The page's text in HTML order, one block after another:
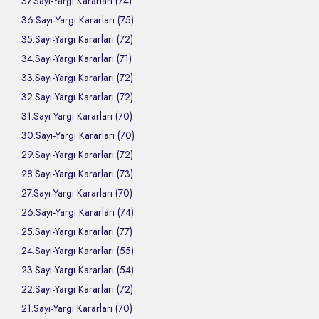
36.Sayı-Yargı Kararları (75)
35.Sayı-Yargı Kararları (72)
34.Sayı-Yargı Kararları (71)
33.Sayı-Yargı Kararları (72)
32.Sayı-Yargı Kararları (72)
31.Sayı-Yargı Kararları (70)
30.Sayı-Yargı Kararları (70)
29.Sayı-Yargı Kararları (72)
28.Sayı-Yargı Kararları (73)
27.Sayı-Yargı Kararları (70)
26.Sayı-Yargı Kararları (74)
25.Sayı-Yargı Kararları (77)
24.Sayı-Yargı Kararları (55)
23.Sayı-Yargı Kararları (54)
22.Sayı-Yargı Kararları (72)
21.Sayı-Yargı Kararları (70)